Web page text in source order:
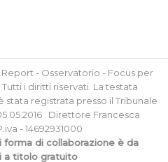
- Osservatorio - Focus per
i diritti riservati. La testata
stata registrata presso il Tribunale
. Direttore Francesca
- 14692931000
forma di collaborazione è da
a titolo gratuito